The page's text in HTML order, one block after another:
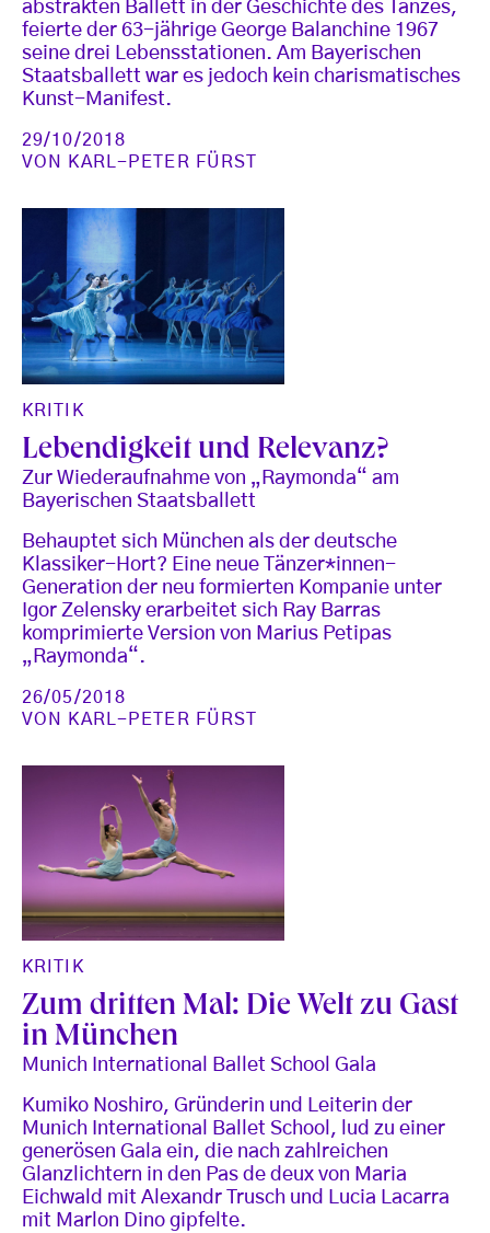
abstrakten Ballett in der Geschichte des Tanzes,
feierte der 63-jährige George Balanchine 1967
seine drei Lebensstationen. Am Bayerischen
Staatsballett war es jedoch kein charismatisches
Kunst-Manifest.
29/10/2018
VON
KARL-PETER FÜRST
KRITIK
Lebendigkeit und Relevanz?
Zur Wiederaufnahme von „Raymonda“ am
Bayerischen Staatsballett
Behauptet sich München als der deutsche
Klassiker-Hort? Eine neue Tänzer*innen-
Generation der neu formierten Kompanie unter
Igor Zelensky erarbeitet sich Ray Barras
komprimierte Version von Marius Petipas
„Raymonda“.
26/05/2018
VON
KARL-PETER FÜRST
KRITIK
Zum dritten Mal: Die Welt zu Gast
in München
Munich International Ballet School Gala
Kumiko Noshiro, Gründerin und Leiterin der
Munich International Ballet School, lud zu einer
generösen Gala ein, die nach zahlreichen
Glanzlichtern in den Pas de deux von Maria
Eichwald mit Alexandr Trusch und Lucia Lacarra
mit Marlon Dino gipfelte.